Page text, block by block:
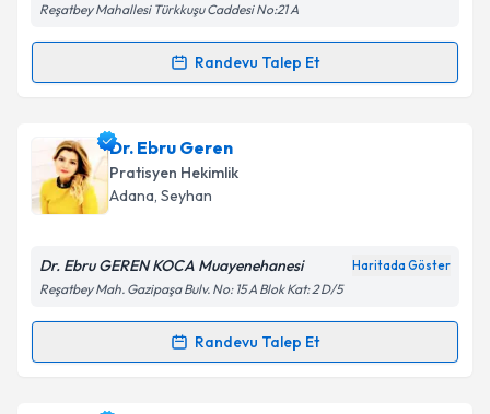
Kişisel verilerimin işlenmesine ilişkinAydınlatma
'ni okudum ve kişisel verilerimin belirtilen
kapsamda işlenmesini kabul ediyorum.
Takvim Talebini Gönder
Reşatbey Mahallesi Türkkuşu Caddesi No:21 A
Randevu Talep Et
Randevu Takvimi Talebi
Dr. Ayla Aslantaşiçin randevu takvimi talebi
oluşturun. Size bu uzmandan randevu almanız için bir
takvim hazırlandığında e-posta ile bilgilendireceğiz.
Kişisel verilerimin işlenmesine ilişkin
Metni'ni okudum ve kişisel verilerimin belirtilen
Dr. Ebru Geren
Pratisyen Hekimlik
Adana, Seyhan
Dr. Ebru GEREN KOCA Muayenehanesi Haritada Göster
Reşatbey Mah. Gazipaşa Bulv. No: 15 A Blok Kat: 2 D/5
Randevu Talep Et
Randevu Takvimi Talebi